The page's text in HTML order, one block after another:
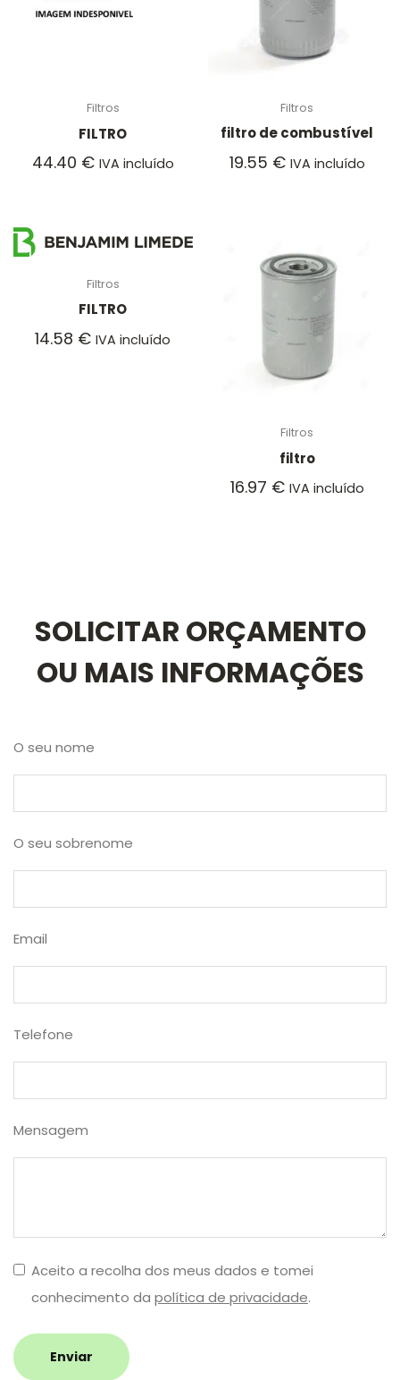
Filtros
FILTRO
44.40 € IVA incluído
Filtros
filtro de combustível
19.55 € IVA incluído
Filtros
FILTRO
14.58 € IVA incluído
Filtros
filtro
16.97 € IVA incluído
SOLICITAR ORÇAMENTO
OU MAIS INFORMAÇÕES
O seu nome
O seu sobrenome
Email
Telefone
Mensagem
Aceito a recolha dos meus dados e tomei
conhecimento da política de privacidade.
Enviar